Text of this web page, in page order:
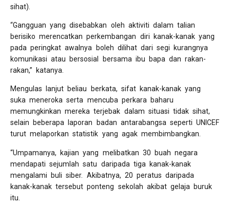
sihat).
“Gangguan yang disebabkan oleh aktiviti dalam talian
berisiko merencatkan perkembangan diri kanak-kanak yang
pada peringkat awalnya boleh dilihat dari segi kurangnya
komunikasi atau bersosial bersama ibu bapa dan rakan-
rakan,” katanya.
Mengulas lanjut beliau berkata, sifat kanak-kanak yang
suka meneroka serta mencuba perkara baharu
memungkinkan mereka terjebak dalam situasi tidak sihat,
selain beberapa laporan badan antarabangsa seperti UNICEF
turut melaporkan statistik yang agak membimbangkan.
“Umpamanya, kajian yang melibatkan 30 buah negara
mendapati sejumlah satu daripada tiga kanak-kanak
mengalami buli siber. Akibatnya, 20 peratus daripada
kanak-kanak tersebut ponteng sekolah akibat gelaja buruk
itu.